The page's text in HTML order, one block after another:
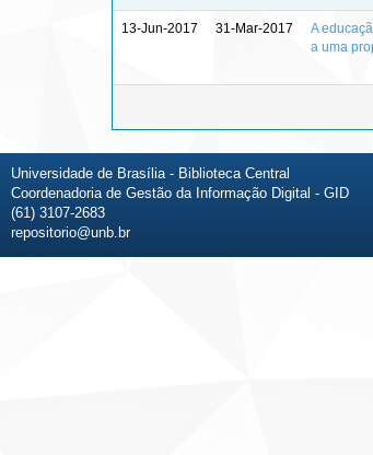
13-Jun-2017 31-Mar-2017
A
a uma
Universidade de Brasília - Biblioteca Central
Coordenadoria de Gestão da Informação Digital - GID
(61) 3107-2683
repositorio@unb.br